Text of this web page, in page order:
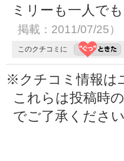
ミリーも一人で
掲載：2011/07/25）
このクチコミに
※クチコミ情報は
これらは投稿時
でご了承ください